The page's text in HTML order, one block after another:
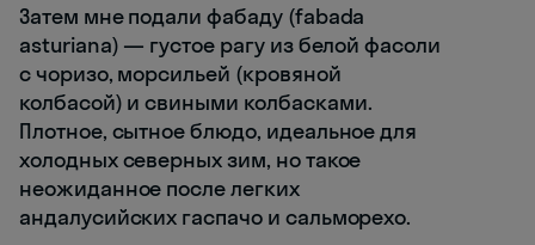
Затем мне подали фабаду (fabada
asturiana) — густое рагу из белой фасоли
с чоризо, морсильей (кровяной
колбасой) и свиными колбасками.
Плотное, сытное блюдо, идеальное для
холодных северных зим, но такое
неожиданное после легких
андалусийских гаспачо и сальморехо.